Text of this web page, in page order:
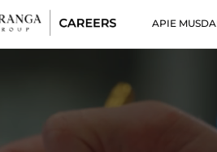
APIE MUS